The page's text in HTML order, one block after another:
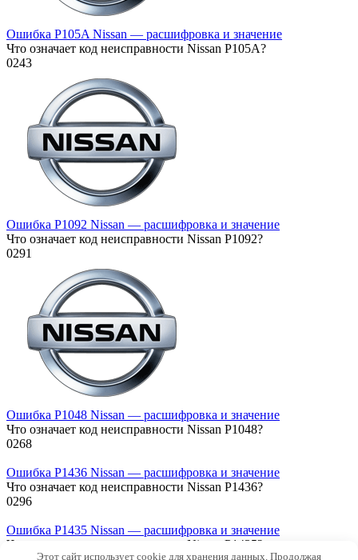
Ошибка P105A Nissan — расшифровка и значение
Что означает код неисправности Nissan P105A?
0243
Ошибка P1092 Nissan — расшифровка и значение
Что означает код неисправности Nissan P1092?
0291
Ошибка P1048 Nissan — расшифровка и значение
Что означает код неисправности Nissan P1048?
0268
Ошибка P1436 Nissan — расшифровка и значение
Что означает код неисправности Nissan P1436?
0296
Ошибка P1435 Nissan — расшифровка и значение
Что означает код неисправности Nissan P1435?
Этот сайт использует cookie для хранения данных. Продолжая